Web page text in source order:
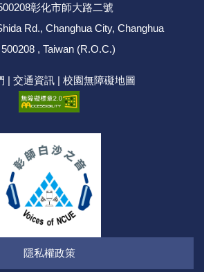
彰化市師大路二號
Rd., Changhua City, Changhua
, Taiwan (R.O.C.)
| 交通資訊| 校園無障礙地圖
隱私權政策